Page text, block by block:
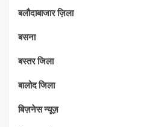
बलौदाबाजार ज़िला
बसना
बस्तर जिला
बालोद जिला
बिज़नेस न्यूज़